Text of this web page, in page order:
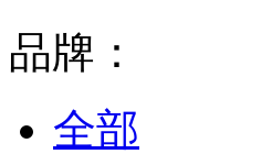
品牌：
全部